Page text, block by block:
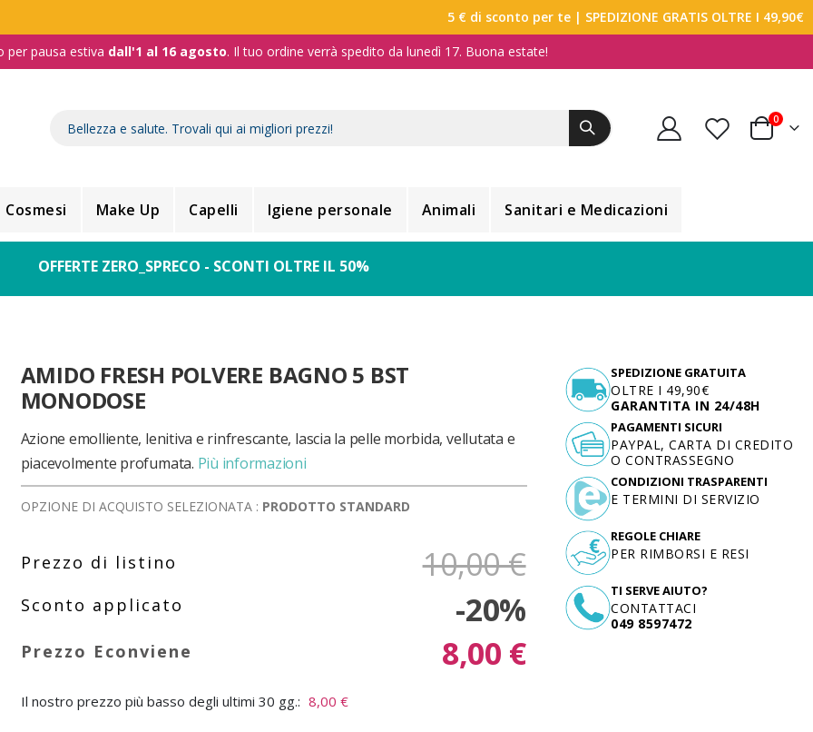
5 € di sconto per te | SPEDIZIONE GRATIS OLTRE I 49,90€
per pausa estiva dall'1 al 16 agosto. Il tuo ordine verrà spedito da lunedì 17. Buona estate!
Carrello
0
Cosmesi Make Up Capelli Igiene personale Animali Sanitari e Medicazioni
OFFERTE ZERO_SPRECO - SCONTI OLTRE IL 50%
AMIDO FRESH POLVERE BAGNO 5 BST
MONODOSE
Azione emolliente, lenitiva e rinfrescante, lascia la pelle morbida, vellutata e
piacevolmente profumata. Più informazioni
OPZIONE DI ACQUISTO SELEZIONATA : PRODOTTO STANDARD
10,00 €
-20%
8,00 €
Il nostro prezzo più basso degli ultimi 30 gg.: 8,00 €
SPEDIZIONE GRATUITA
OLTRE I 49,90€
GARANTITA IN 24/48H
TI SERVE AIUTO?
CONTATTACI
049 8597472
PAGAMENTI SICURI
PAYPAL, CARTA DI CREDITO
O CONTRASSEGNO
CONDIZIONI TRASPARENTI
E TERMINI DI SERVIZIO
REGOLE CHIARE
PER RIMBORSI E RESI